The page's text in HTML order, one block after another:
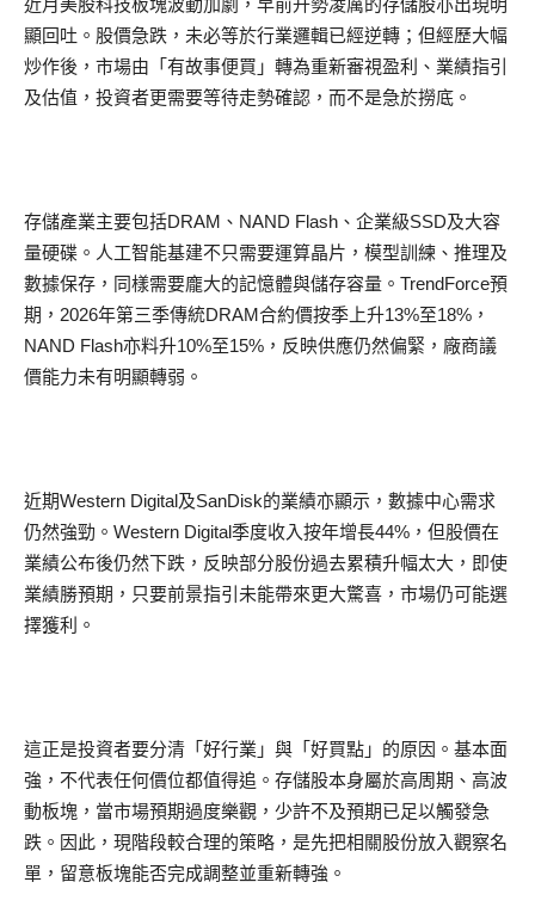
近月美股科技板塊波動加劇，早前升勢凌厲的存儲股亦出現明
顯回吐。股價急跌，未必等於行業邏輯已經逆轉；但經歷大幅
炒作後，市場由「有故事便買」轉為重新審視盈利、業績指引
及估值，投資者更需要等待走勢確認，而不是急於撈底。
存儲產業主要包括DRAM、NAND Flash、企業級SSD及大容
量硬碟。人工智能基建不只需要運算晶片，模型訓練、推理及
數據保存，同樣需要龐大的記憶體與儲存容量。TrendForce預
期，2026年第三季傳統DRAM合約價按季上升13%至18%，
NAND Flash亦料升10%至15%，反映供應仍然偏緊，廠商議
價能力未有明顯轉弱。
近期Western Digital及SanDisk的業績亦顯示，數據中心需求
仍然強勁。Western Digital季度收入按年增長44%，但股價在
業績公布後仍然下跌，反映部分股份過去累積升幅太大，即使
業績勝預期，只要前景指引未能帶來更大驚喜，市場仍可能選
擇獲利。
這正是投資者要分清「好行業」與「好買點」的原因。基本面
強，不代表任何價位都值得追。存儲股本身屬於高周期、高波
動板塊，當市場預期過度樂觀，少許不及預期已足以觸發急
跌。因此，現階段較合理的策略，是先把相關股份放入觀察名
單，留意板塊能否完成調整並重新轉強。